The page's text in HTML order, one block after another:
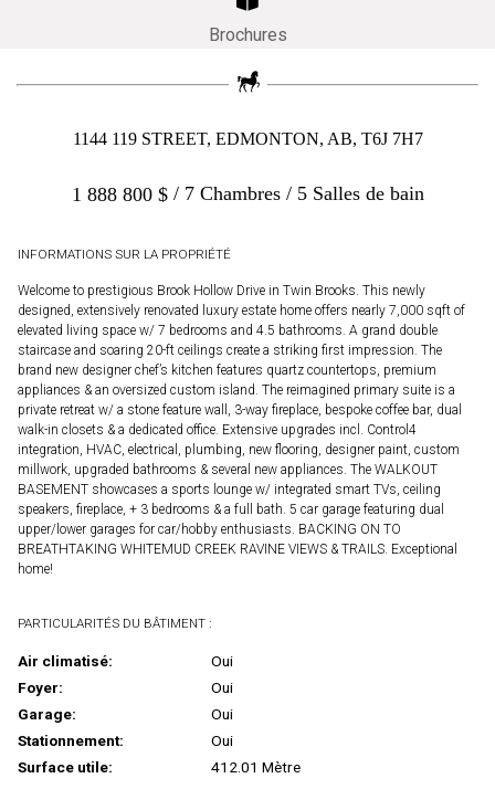
Brochures
1144 119 STREET, EDMONTON, AB, T6J 7H7
1 888 800 $ 7 Chambres 5 Salles de bain
INFORMATIONS SUR LA PROPRIÉTÉ
Welcome to prestigious Brook Hollow Drive in Twin Brooks. This newly
designed, extensively renovated luxury estate home offers nearly 7,000 sqft of
elevated living space w/ 7 bedrooms and 4.5 bathrooms. A grand double
staircase and soaring 20-ft ceilings create a striking first impression. The
brand new designer chef’s kitchen features quartz countertops, premium
appliances & an oversized custom island. The reimagined primary suite is a
private retreat w/ a stone feature wall, 3-way fireplace, bespoke coffee bar, dual
walk-in closets & a dedicated office. Extensive upgrades incl. Control4
integration, HVAC, electrical, plumbing, new flooring, designer paint, custom
millwork, upgraded bathrooms & several new appliances. The WALKOUT
BASEMENT showcases a sports lounge w/ integrated smart TVs, ceiling
speakers, fireplace, + 3 bedrooms & a full bath. 5 car garage featuring dual
upper/lower garages for car/hobby enthusiasts. BACKING ON TO
BREATHTAKING WHITEMUD CREEK RAVINE VIEWS & TRAILS. Exceptional
home!
PARTICULARITÉS DU BÂTIMENT :
Air climatisé:
Oui
Foyer:
Oui
Garage:
Oui
Stationnement:
Oui
Surface utile:
412.01 Mètre